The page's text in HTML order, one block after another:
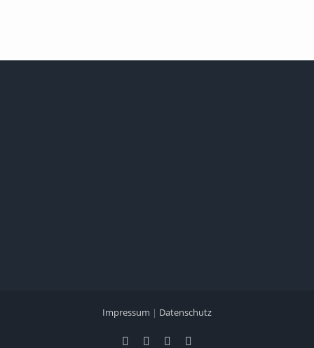
Impressum | Datenschutz
Facebook Instagram